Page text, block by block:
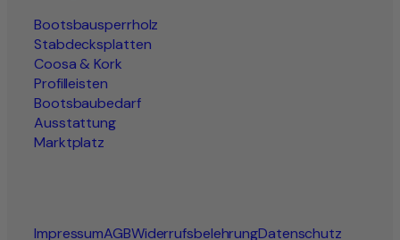
Bootsbausperrholz
Stabdecksplatten
Coosa & Kork
Profilleisten
Bootsbaubedarf
Ausstattung
Marktplatz
ImpressumAGBWiderrufsbelehrungDatenschutz